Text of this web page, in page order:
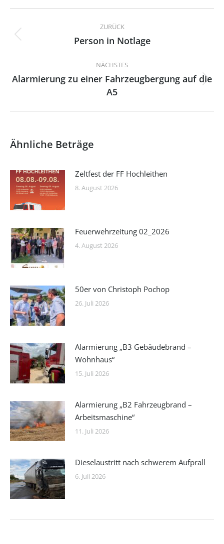
Kommentarnavigation
ZURÜCK
Vorheriger
Person in Notlage
NÄCHSTES
Nächster
Beitrag:
Alarmierung zu einer Fahrzeugbergung auf die
A5
Ähnliche Beträge
Zeltfest der FF Hochleithen
8. August 2026
Feuerwehrzeitung 02_2026
4. August 2026
50er von Christoph Pochop
26. Juli 2026
Alarmierung „B3 Gebäudebrand –
Wohnhaus“
15. Juli 2026
Alarmierung „B2 Fahrzeugbrand –
Arbeitsmaschine“
11. Juli 2026
Dieselaustritt nach schwerem Aufprall
6. Juli 2026